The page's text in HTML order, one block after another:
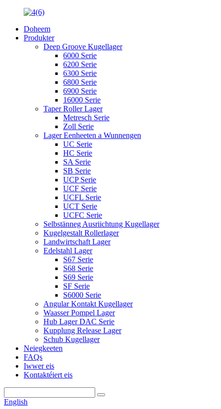
Doheem
Produkter
Deep Groove Kugellager
6000 Serie
6200 Serie
6300 Serie
6800 Serie
6900 Serie
16000 Serie
Taper Roller Lager
Metresch Serie
Zoll Serie
Lager Eenheeten a Wunnengen
UC Serie
HC Serie
SA Serie
SB Serie
UCP Serie
UCF Serie
UCFL Serie
UCT Serie
UCFC Serie
Selbstänneg Ausriichtung Kugellager
Kugelgestalt Rollerlager
Landwirtschaft Lager
Edelstahl Lager
S67 Serie
S68 Serie
S69 Serie
SF Serie
S6000 Serie
Angular Kontakt Kugellager
Waasser Pompel Lager
Hub Lager DAC Serie
Kupplung Release Lager
Schub Kugellager
Neiegkeeten
FAQs
Iwwer eis
Kontaktéiert eis
English